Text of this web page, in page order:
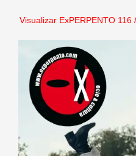
Visualizar ExPERPENTO 116/